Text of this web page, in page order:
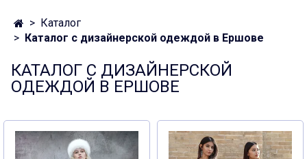
Каталог
Каталог с дизайнерской одеждой в Ершове
КАТАЛОГ С ДИЗАЙНЕРСКОЙ
ОДЕЖДОЙ В ЕРШОВЕ